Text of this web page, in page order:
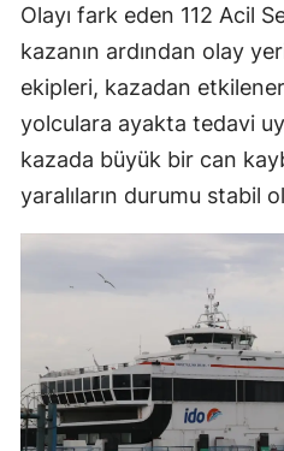
Olayı fark eden 112 Acil
kazanın ardından olay
ekipleri, kazadan
yolculara ayakta tedavi
kazada büyük bir can
yaralıların durumu stabil